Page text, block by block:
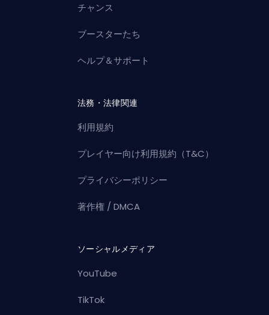
チャンス
ブースターたち
ヘルプ＆サポート
法務・法律関連
利用規約
プレイヤー向け利用規約（T&C）
プライバシーポリシー
著作権 / DMCA
ソーシャルメディア
YouTube
TikTok